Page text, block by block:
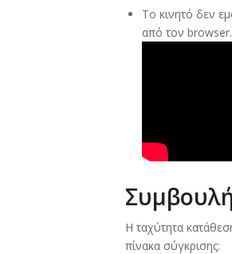
Το κινητό δεν
από τον browser.
Η ταχύτητα
πίνακα σύγκρισης: